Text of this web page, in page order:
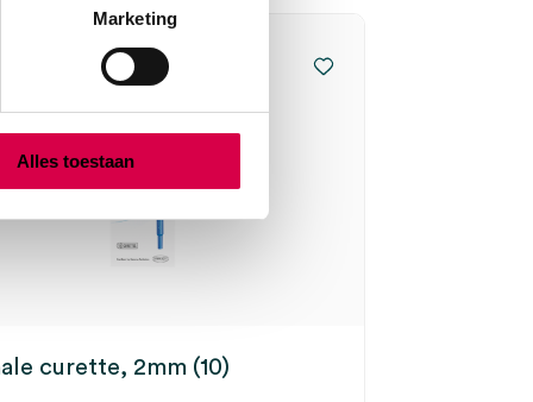
Marketing
Alles toestaan
curette, 2mm (10)